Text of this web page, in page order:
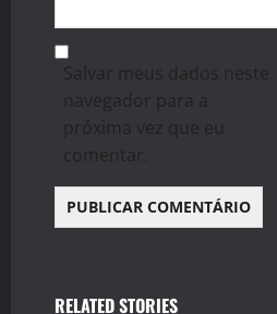
Salvar meus dados neste
navegador para a
próxima vez que eu
comentar.
RELATED STORIES